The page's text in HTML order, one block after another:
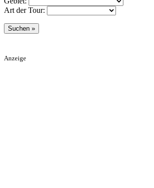
Art der Tour:
Anzeige